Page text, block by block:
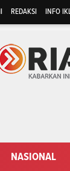
REDAKSI INFO
NASIONAL